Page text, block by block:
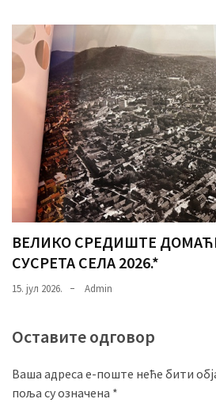
ВЕЛИКО СРЕДИШТЕ
СУСРЕТА СЕЛА 2026.*
15. јул 2026. Admin
Оставите одговор
Ваша адреса е-поште неће бити
поља су означена *